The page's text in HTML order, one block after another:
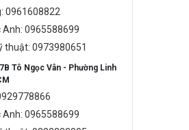
0961608822
Anh: 0965588699
thuật: 0973980651
Tô Ngọc Vân - Phường Linh
Anh: 0965588699